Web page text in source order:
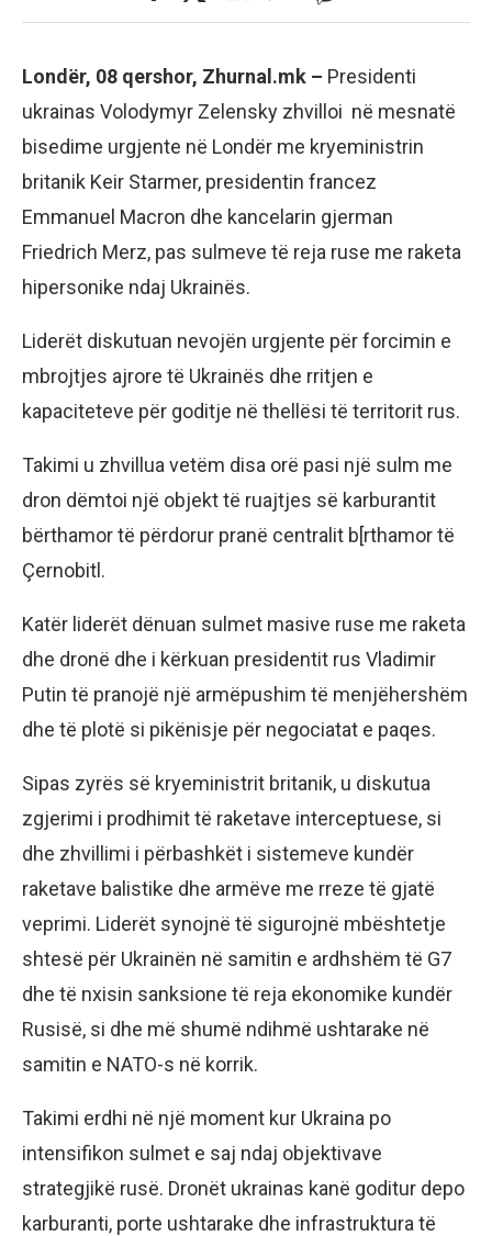
Londër, 08 qershor, Zhurnal.mk – Presidenti
ukrainas Volodymyr Zelensky zhvilloi në mesnatë
bisedime urgjente në Londër me kryeministrin
britanik Keir Starmer, presidentin francez
Emmanuel Macron dhe kancelarin gjerman
Friedrich Merz, pas sulmeve të reja ruse me raketa
hipersonike ndaj Ukrainës.
Liderët diskutuan nevojën urgjente për forcimin e
mbrojtjes ajrore të Ukrainës dhe rritjen e
kapaciteteve për goditje në thellësi të territorit rus.
Takimi u zhvillua vetëm disa orë pasi një sulm me
dron dëmtoi një objekt të ruajtjes së karburantit
bërthamor të përdorur pranë centralit b[rthamor të
Çernobitl.
Katër liderët dënuan sulmet masive ruse me raketa
dhe dronë dhe i kërkuan presidentit rus Vladimir
Putin të pranojë një armëpushim të menjëhershëm
dhe të plotë si pikënisje për negociatat e paqes.
Sipas zyrës së kryeministrit britanik, u diskutua
zgjerimi i prodhimit të raketave interceptuese, si
dhe zhvillimi i përbashkët i sistemeve kundër
raketave balistike dhe armëve me rreze të gjatë
veprimi. Liderët synojnë të sigurojnë mbështetje
shtesë për Ukrainën në samitin e ardhshëm të G7
dhe të nxisin sanksione të reja ekonomike kundër
Rusisë, si dhe më shumë ndihmë ushtarake në
samitin e NATO-s në korrik.
Takimi erdhi në një moment kur Ukraina po
intensifikon sulmet e saj ndaj objektivave
strategjikë rusë. Dronët ukrainas kanë goditur depo
karburanti, porte ushtarake dhe infrastruktura të